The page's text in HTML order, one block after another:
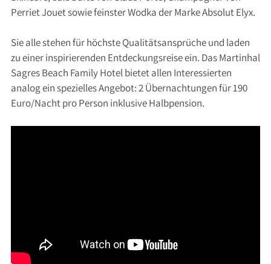
Perriet Jouet sowie feinster Wodka der Marke Absolut Elyx.
Sie alle stehen für höchste Qualitätsansprüche und laden
zu einer inspirierenden Entdeckungsreise ein. Das Martinhal
Sagres Beach Family Hotel bietet allen Interessierten
analog ein spezielles Angebot: 2 Übernachtungen für 190
Euro/Nacht pro Person inklusive Halbpension.